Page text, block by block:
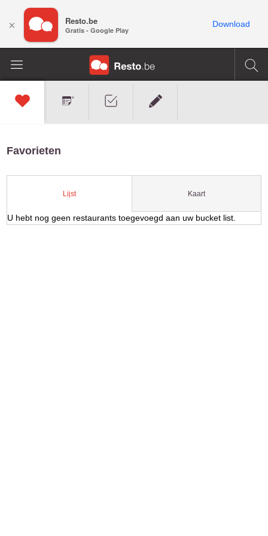
Favorieten
Lijst Kaart
U hebt nog geen restaurants toegevoegd aan uw bucket list.
× Resto.be
Gratis - Google Play
Download